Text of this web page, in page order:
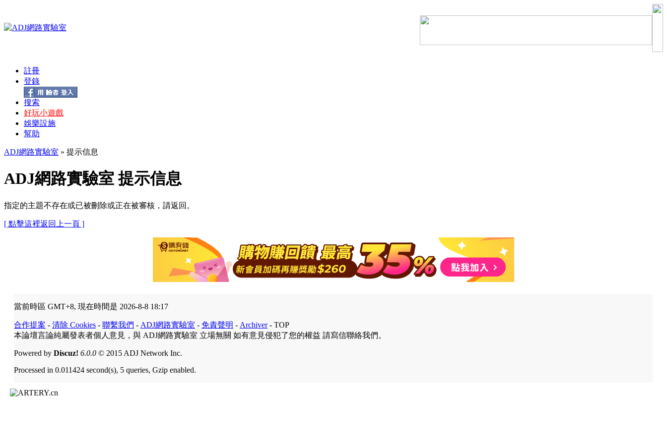
註冊
登錄
搜索
好玩小遊戲
娛樂設施
幫助
ADJ網路實驗室 » 提示信息
ADJ網路實驗室 提示信息
指定的主題不存在或已被刪除或正在被審核，請返回。
[ 點擊這裡返回上一頁 ]
當前時區 GMT+8, 現在時間是 2026-8-8 18:17
合作提案 - 清除 Cookies - 聯繫我們 - ADJ網路實驗室 - 免責聲明 - Archiver- TOP
本論壇言論純屬發表者個人意見，與 ADJ網路實驗室 立場無關 如有意見侵犯了您的權益 請寫信聯絡我們。
Powered by Discuz! 6.0.0 © 2015 ADJ Network Inc.
Processed in 0.011424 second(s), 5 queries, Gzip enabled.